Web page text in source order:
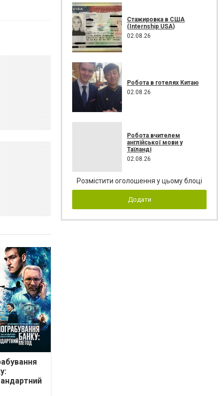
Стажировка в США
(Internship USA)
02.08.26
Робота в готелях Китаю
02.08.26
Робота вчителем
англійської мови у
Таїланді
02.08.26
Розмістити оголошення у цьому блоці
Додати